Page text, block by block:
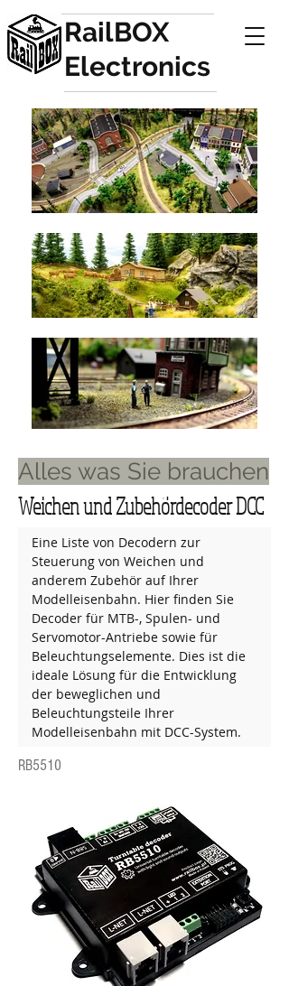
RailBOX
Electronics
Alles was Sie brauchen
Weichen und Zubehördecoder DCC
Eine Liste von Decodern zur
Steuerung von Weichen und
anderem Zubehör auf Ihrer
Modelleisenbahn. Hier finden Sie
Decoder für MTB-, Spulen- und
Servomotor-Antriebe sowie für
Beleuchtungselemente. Dies ist die
ideale Lösung für die Entwicklung
der beweglichen und
Beleuchtungsteile Ihrer
Modelleisenbahn mit DCC-System.
RB5510